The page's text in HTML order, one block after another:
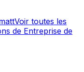
Voir toutes les
de Entreprise de